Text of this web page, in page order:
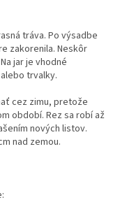
tráva. Po výsadbe
zakorenila. Neskôr
jar je vhodné
trvalky.
cez zimu, pretože
období. Rez sa robí až
nových listov.
nad zemou.